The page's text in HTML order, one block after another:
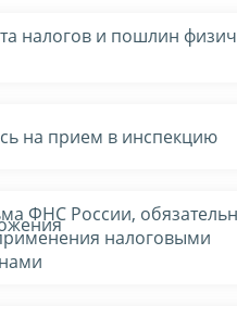
налогов и пошлин
на прием в инспекцию
ФНС России,
налоговыми